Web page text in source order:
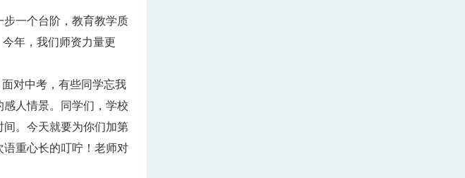
一个台阶，教育教学质
年，我们师资力量更
对中考，有些同学忘我
人情景。同学们，学校
。今天就要为你们加第
重心长的叮咛！老师对